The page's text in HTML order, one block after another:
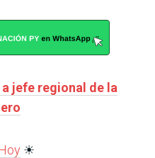
jefe regional de la
☀